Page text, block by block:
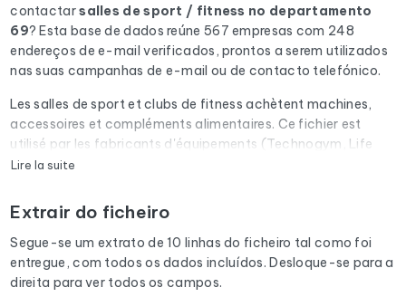
contactarsalles de sport / fitness no departamento
69? Esta base de dados reúne 567 empresas com 248
endereços de e-mail verificados, prontos a serem utilizados
nas suas campanhas de e-mail ou de contacto telefónico.
Les salles de sport et clubs de fitness achètent machines,
accessoires et compléments alimentaires. Ce fichier est
utilisé par les fabricants d'équipements (Technogym, Life
Fitness), les éditeurs de logiciels de gestion de salle et les
Cada e-mail da lista é submetido a uma verificação
automática através do Cleanmylist.email antes de ser
incluído. Os endereços inválidos, as caixas de correio cheias
e os domínios expirados são removidos. Resultado: uma
Lire la suite
Extrair do ficheiro
Segue-se um extrato de 10 linhas do ficheiro tal como foi
entregue, com todos os dados incluídos. Desloque-se para a
direita para ver todos os campos.